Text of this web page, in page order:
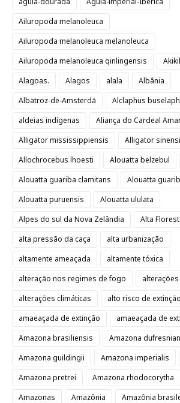
Ailuropoda melanoleuca
Ailuropoda melanoleuca melanoleuca
Ailuropoda melanoleuca qinlingensis
Alagoas.
Alagos alala
Albânia
Albatroz-de-Amsterdã
Alclaphus
aldeias indígenas
Aliança do Cardeal
Alligator mississippiensis
Alligator
Allochrocebus lhoesti
Alouatta belzebul
Alouatta guariba clamitans
Alouatta
Alouatta puruensis
Alouatta ululata
Alpes do sul da Nova Zelândia
Alta
alta pressão da caça
alta urbanização
altamente ameaçada
altamente tóxica
alteração nos regimes de fogo
alterações climáticas
alto risco de extinção
amaeaçada de extinção
amaeaçada de
Amazona brasiliensis
Amazona
Amazona guildingii
Amazona imperialis
Amazona pretrei
Amazona rhodocorytha
Amazonas
Amazônia
Amazônia